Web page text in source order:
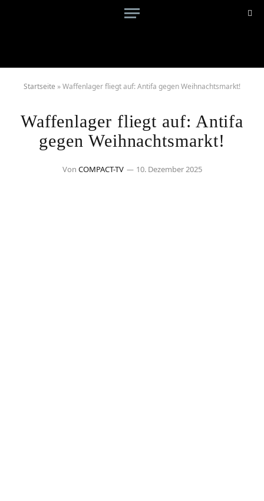
Startseite »Waffenlager fliegt auf: Antifa gegen Weihnachtsmarkt!
Waffenlager fliegt auf: Antifa
gegen Weihnachtsmarkt!
Von COMPACT-TV 10. Dezember 2025